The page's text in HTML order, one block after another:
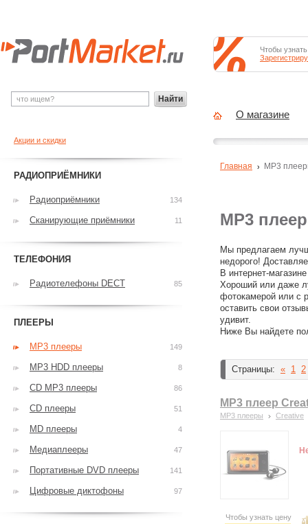
MP3
Мы предлагаем
недорого!
В интернет-
Хороший или даже
фотокамерой или с
оставить свои
удивит.
Ниже Вы найдете
Страницы: « 1 2
MP3 плеер
MP3 плееры Creative
Чтобы узнать цену
Главная MP3
Акции и скидки
РАДИОПРИЁМНИКИ
Радиоприёмники 134
Сканирующие приёмники 11
ТЕЛЕФОНИЯ
Радиотелефоны DECT 85
ПЛЕЕРЫ
MP3 плееры 149
MP3 HDD плееры 8
CD MP3 плееры 86
CD плееры 51
MD плееры 4
Медиаплееры 47
Портативные DVD плееры 141
Цифровые диктофоны 97
Найти
Чтобы
О магазине